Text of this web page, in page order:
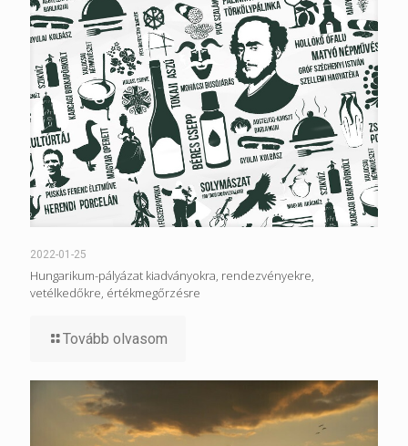
2022-01-25
Hungarikum-pályázat kiadványokra, rendezvényekre,
vetélkedőkre, értékmegőrzésre
Tovább olvasom